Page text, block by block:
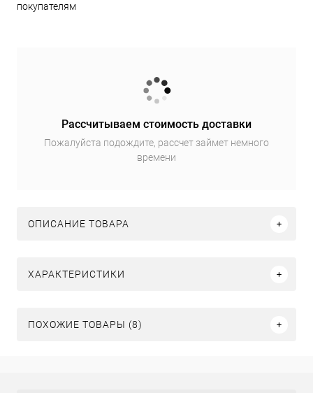
покупателям
Рассчитываем стоимость доставки
Пожалуйста подождите, рассчет займет немного
времени
ОПИСАНИЕ ТОВАРА
ХАРАКТЕРИСТИКИ
ПОХОЖИЕ ТОВАРЫ (8)